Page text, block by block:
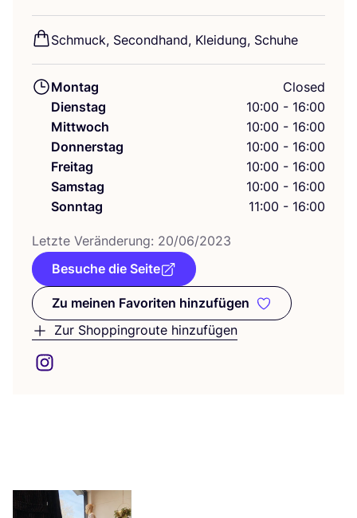
Schmuck, Second­hand, Klei­dung, Schuhe
Montag
Closed
Dienstag
10:00 - 16:00
Mittwoch
10:00 - 16:00
Donnerstag
10:00 - 16:00
Freitag
10:00 - 16:00
Samstag
10:00 - 16:00
Sonntag
11:00 - 16:00
Letz­te Ver­än­de­rung: 20/06/2023
Besuche die Seite
Zu meinen Favoriten hinzufügen
Zu meinen Favoriten
Zur Shoppingroute hinzufügen